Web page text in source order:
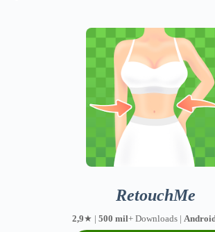
RetouchMe
2,9★ | 500 mil+ Downloads |